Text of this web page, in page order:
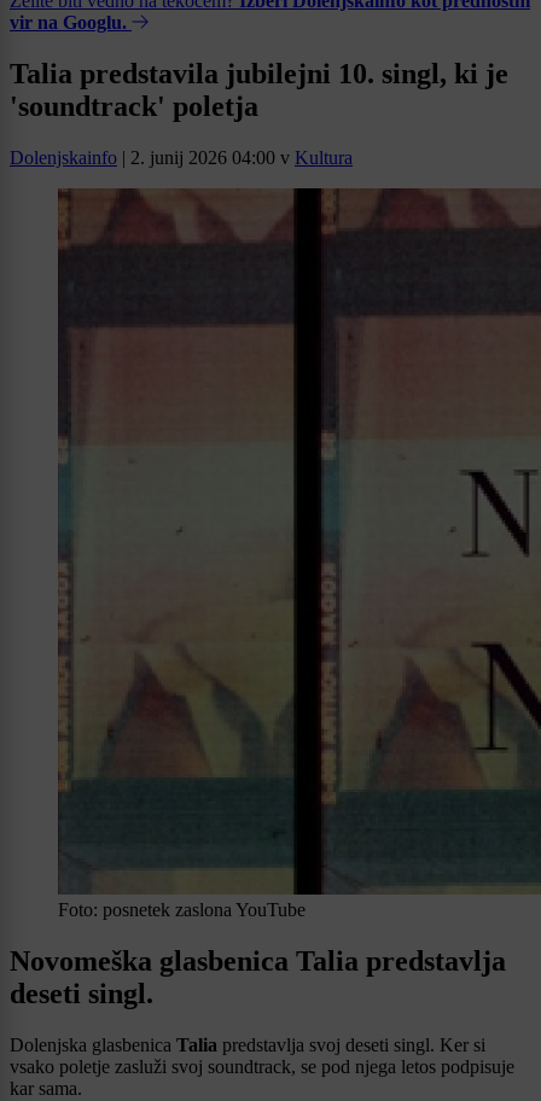
vir na Googlu.
Talia predstavila jubilejni 10. singl, ki je
'soundtrack' poletja
Dolenjskainfo | 2. junij 2026 04:00 v Kultura
Foto: posnetek zaslona YouTube
Novomeška glasbenica Talia predstavlja
deseti singl.
Dolenjska glasbenica Talia predstavlja svoj deseti singl. Ker si
vsako poletje zasluži svoj soundtrack, se pod njega letos podpisuje
kar sama.